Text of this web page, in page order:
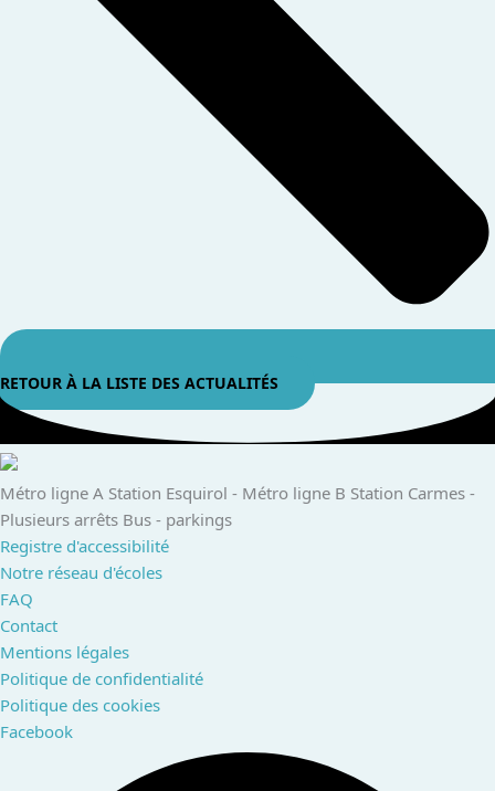
RETOUR À LA LISTE DES ACTUALITÉS
Métro ligne A Station Esquirol - ​ Métro ligne B Station Carmes​ -
Plusieurs arrêts Bus​ - parkings ​
Registre d'accessibilité
Notre réseau d'écoles
FAQ
Contact
Mentions légales
Politique de confidentialité
Politique des cookies
Facebook